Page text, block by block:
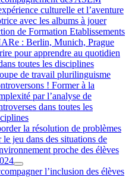
culturelle et l’aventure
avec les albums à jouer
de Formation Etablissements
: Berlin, Munich, Prague
pour apprendre au quotidien
toutes les disciplines
de travail plurilinguisme
! Former à la
par l’analyse de
dans toutes les
la résolution de problèmes
le jeu dans des situations de
proche des élèves
l’inclusion des élèves